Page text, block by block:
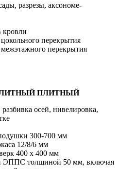
разрезы, аксономе-
кровли
перекрытия
перекрытия
ПЛИТНЫЙ
осей, нивелировка,
300-700 мм
12/8/6 мм
400 х 400 мм
ЭППС толщиной 50 мм, включая